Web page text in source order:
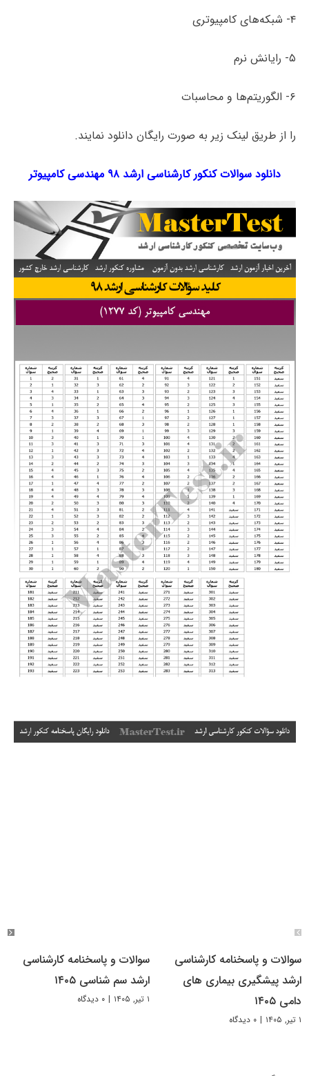
۴- شبکه‌های کامپیوتری
۵- رایانش نرم
۶- الگوریتم‌­ها و محاسبات
را از طریق لینک‌ زیر به صورت رایگان دانلود نمایند.
دانلود سوالات کنکور کارشناسی ارشد ۹۸ مهندسی کامپیوتر
سوالات و پاسخنامه کارشناسی
ارشد پیشگیری بیماری های
دامی ۱۴۰۵
۱ تیر, ۱۴۰۵ | ۰ دیدگاه
سوالات و پاسخنامه کارشناسی
ارشد سم شناسی ۱۴۰۵
۱ تیر, ۱۴۰۵ | ۰ دیدگاه